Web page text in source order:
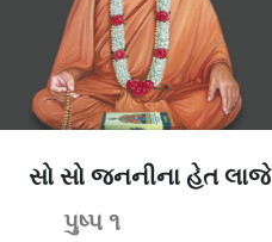
સો સો જનનીના હેત લાજે
પુષ્પ ૧